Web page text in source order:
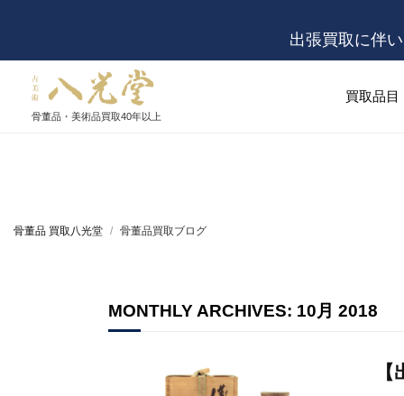
出張買取に伴
骨董品・美術品買取40年以上
買取品目
骨董品 買取八光堂 骨董品買取ブログ
MONTHLY ARCHIVES: 10月 2018